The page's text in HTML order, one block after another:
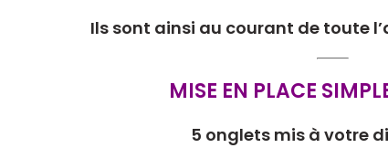
Ils sont ainsi au courant de toute
MISE EN PLACE
5 onglets mis à votre